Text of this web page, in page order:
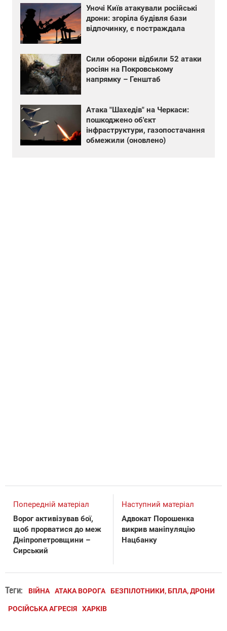
Уночі Київ атакували російські
дрони: згоріла будівля бази
відпочинку, є постраждала
Сили оборони відбили 52 атаки
росіян на Покровському
напрямку – Генштаб
Атака "Шахедів" на Черкаси:
пошкоджено об'єкт
інфраструктури, газопостачання
обмежили (оновлено)
Попередній матеріал
Ворог активізував бої,
щоб прорватися до меж
Дніпропетровщини –
Сирський
Наступний матеріал
Адвокат Порошенка
викрив маніпуляцію
Нацбанку
Теги: ВІЙНА АТАКА ВОРОГА БЕЗПІЛОТНИКИ, БПЛА, ДРОНИ
РОСІЙСЬКА АГРЕСІЯ ХАРКІВ